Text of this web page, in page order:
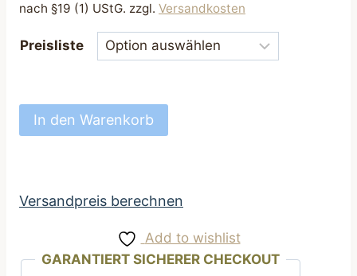
nach §19 (1) UStG. zzgl. Versandkosten
Preisliste
Hundehalsband
perfekt
Hunde
45
In den Warenkorb
Versandpreis berechnen
Add to wishlist
GARANTIERT SICHERER CHECKOUT